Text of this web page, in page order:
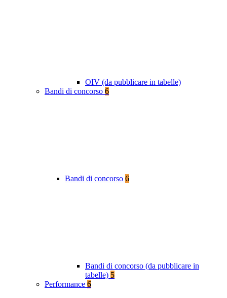
OIV (da pubblicare in tabelle)
Bandi di concorso 6
Bandi di concorso 6
Bandi di concorso (da pubblicare in
tabelle) 5
Performance 6